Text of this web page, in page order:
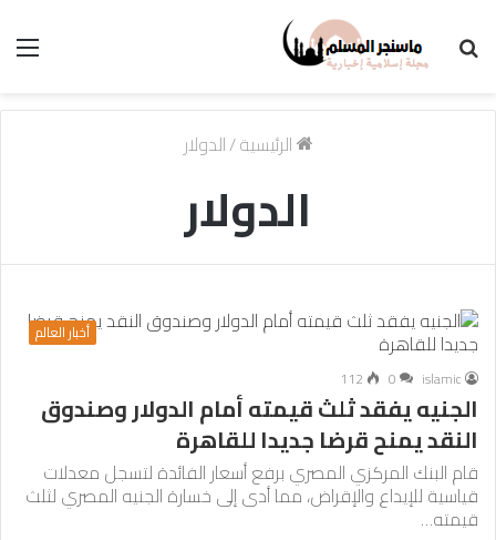
الرئيسية/الدولار
الدولار
أخبار العالم
islamic
0
112
الجنيه يفقد ثلث قيمته أمام الدولار وصندوق
النقد يمنح قرضا جديدا للقاهرة
قام البنك المركزي المصري برفع أسعار الفائدة لتسجل معدلات
قياسية للإيداع والإقراض، مما أدى إلى خسارة الجنيه المصري لثلث
قيمته…